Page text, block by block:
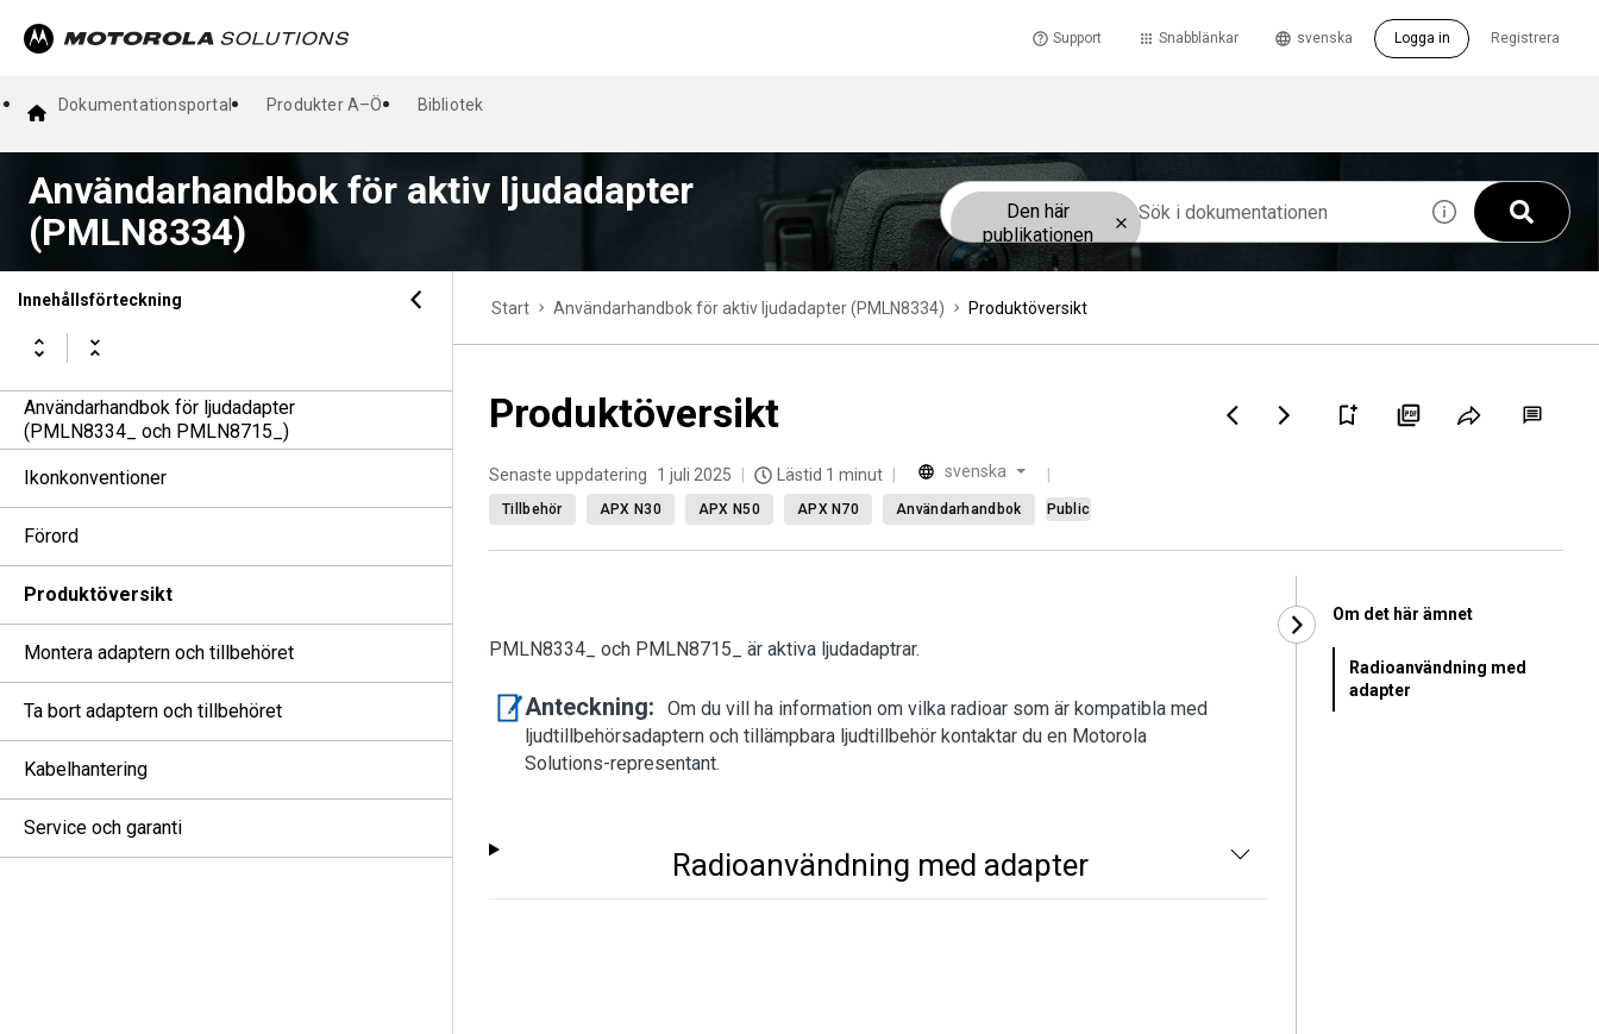
Support Snabblänkar Registrera
svenska Logga in
Dokumentationsportal Produkter A–Ö Bibliotek
Användarhandbok för aktiv ljudadapter
(PMLN8334)
Den här
publikationen
Innehållsförteckning
Användarhandbok för ljudadapter
(PMLN8334_ och PMLN8715_)
Ikonkonventioner
Förord
Produktöversikt
Montera adaptern och tillbehöret
Ta bort adaptern och tillbehöret
Kabelhantering
Service och garanti
Start Användarhandbok för aktiv ljudadapter (PMLN8334) Produktöversikt
Produktöversikt
Senaste uppdatering 1 juli 2025 Lästid 1 minut svenska
Tillbehör APX N30 APX N50 APX N70 Användarhandbok Public
PMLN8334_ och PMLN8715_ är aktiva ljudadaptrar.
Anteckning:
Om du vill ha information om vilka radioar som är kompatibla med
ljudtillbehörsadaptern och tillämpbara ljudtillbehör kontaktar du en Motorola
Solutions-representant.
Radioanvändning med adapter
Om det här ämnet
Radioanvändning med
adapter